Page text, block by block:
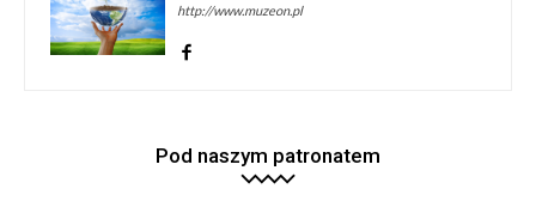
http://www.muzeon.pl
Pod naszym patronatem